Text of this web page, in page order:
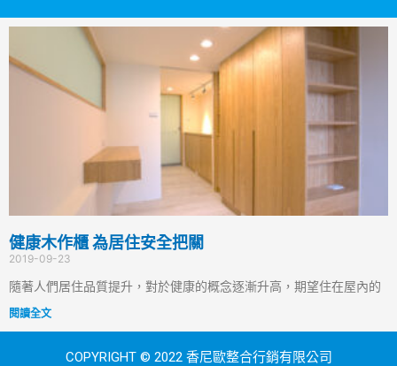
健康木作櫃 為居住安全把關
2019-09-23
隨著人們居住品質提升，對於健康的概念逐漸升高，期望住在屋內的
閱讀全文
COPYRIGHT © 2022 香尼歐整合行銷有限公司